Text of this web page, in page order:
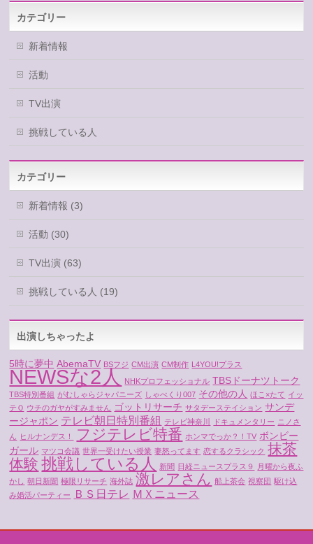
カテゴリー
新着情報
活動
TV出演
挑戦している人
カテゴリー
新着情報 (3)
活動 (30)
TV出演 (63)
挑戦している人 (19)
出演しちゃったよ
5時に夢中 AbemaTV BSフジ CM出演 CM制作 L4YOU!プラス
NEWSな2人 NHKプロフェッショナル TBSドーナツトーク
TBS特別番組 がむしゃらジャパニーズ しゃべくり007 その他の人 ほこ×たて イッ
テＱ ウチのガヤがすみません ゴットリサーチ サタデーステイション サンデ
ージャポン テレビ朝日特別番組 テレビ神奈川 ドキュメンタリー ニノさ
ん ヒルナンデス！ フジテレビ特番 ホンマでっか？！TV ボンビー
ガール マツコ会議 世界一受けたい授業 妻怒ってます 恋するクラシック 抹茶
体験 挑戦している人 新聞 日経ニュースプラス９
月曜から夜ふ
かし 朝日新聞 極限リサーチ 海外誌 激レアさん 船上茶会 視察団 駆け込
み婚活パーティー
ＢＳ日テレ ＭＸニュース